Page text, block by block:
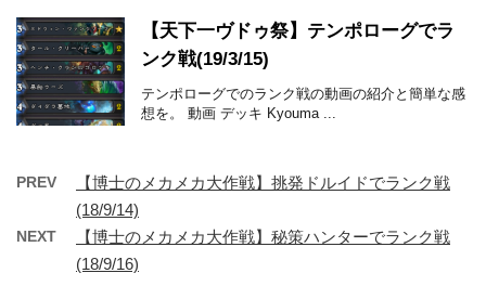
【天下一ヴドゥ祭】テンポローグでラ
ンク戦(19/3/15)
テンポローグでのランク戦の動画の紹介と簡単な感
想を。 動画 デッキ Kyouma ...
PREV
【博士のメカメカ大作戦】挑発ドルイドでランク戦
(18/9/14)
NEXT
【博士のメカメカ大作戦】秘策ハンターでランク戦
(18/9/16)